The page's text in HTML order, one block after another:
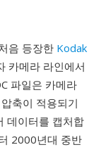
음 등장한 Kodak
카메라 라인에서
파일은 카메라
축이 적용되기
데이터를 캡처합
2000년대 중반